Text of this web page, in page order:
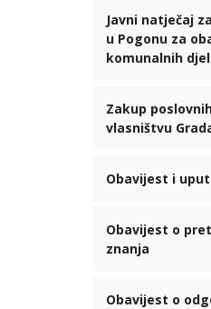
Javni natječaj
u Pogonu za
komunalnih
Zakup
vlasništvu
Obavijest i
Obavijest o
znanja
Obavijest o